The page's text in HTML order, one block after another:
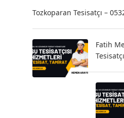
Tozkoparan Tesisatçı –
Fatih